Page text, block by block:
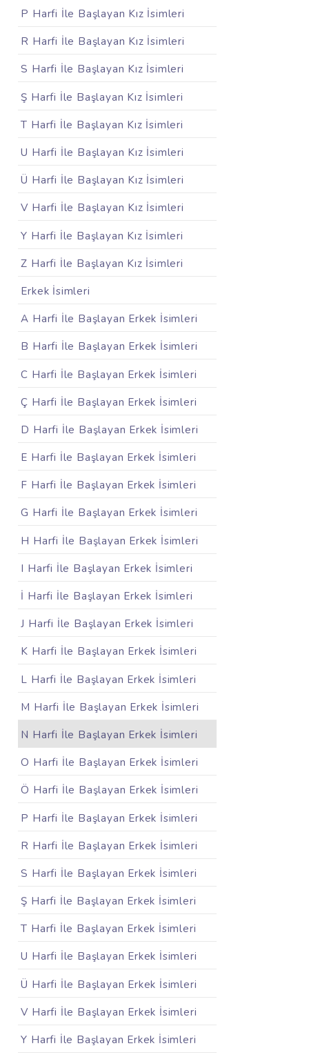
P Harfi İle Başlayan Kız İsimleri
R Harfi İle Başlayan Kız İsimleri
S Harfi İle Başlayan Kız İsimleri
Ş Harfi İle Başlayan Kız İsimleri
T Harfi İle Başlayan Kız İsimleri
U Harfi İle Başlayan Kız İsimleri
Ü Harfi İle Başlayan Kız İsimleri
V Harfi İle Başlayan Kız İsimleri
Y Harfi İle Başlayan Kız İsimleri
Z Harfi İle Başlayan Kız İsimleri
Erkek İsimleri
A Harfi İle Başlayan Erkek İsimleri
B Harfi İle Başlayan Erkek İsimleri
C Harfi İle Başlayan Erkek İsimleri
Ç Harfi İle Başlayan Erkek İsimleri
D Harfi İle Başlayan Erkek İsimleri
E Harfi İle Başlayan Erkek İsimleri
F Harfi İle Başlayan Erkek İsimleri
G Harfi İle Başlayan Erkek İsimleri
H Harfi İle Başlayan Erkek İsimleri
I Harfi İle Başlayan Erkek İsimleri
İ Harfi İle Başlayan Erkek İsimleri
J Harfi İle Başlayan Erkek İsimleri
K Harfi İle Başlayan Erkek İsimleri
L Harfi İle Başlayan Erkek İsimleri
M Harfi İle Başlayan Erkek İsimleri
N Harfi İle Başlayan Erkek İsimleri
O Harfi İle Başlayan Erkek İsimleri
Ö Harfi İle Başlayan Erkek İsimleri
P Harfi İle Başlayan Erkek İsimleri
R Harfi İle Başlayan Erkek İsimleri
S Harfi İle Başlayan Erkek İsimleri
Ş Harfi İle Başlayan Erkek İsimleri
T Harfi İle Başlayan Erkek İsimleri
U Harfi İle Başlayan Erkek İsimleri
Ü Harfi İle Başlayan Erkek İsimleri
V Harfi İle Başlayan Erkek İsimleri
Y Harfi İle Başlayan Erkek İsimleri